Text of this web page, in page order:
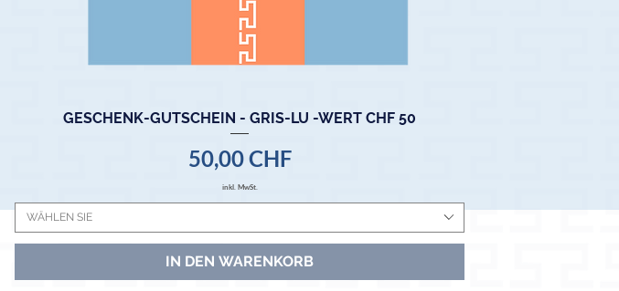
Schnellansicht
GESCHENK-GUTSCHEIN - GRIS-LU -WERT CHF 50
Preis
50,00 CHF
inkl. MwSt.
WÄHLEN SIE
IN DEN WARENKORB